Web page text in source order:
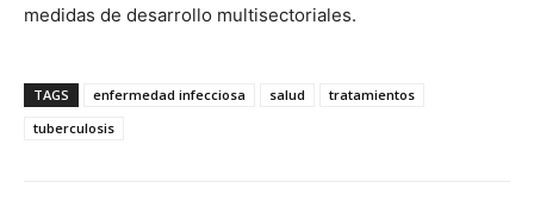
medidas de desarrollo multisectoriales.
TAGS enfermedad infecciosa salud
tratamientos
tuberculosis